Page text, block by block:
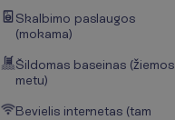
Skalbimo paslaugos
(mokama)
Šildomas baseinas (žiemos
metu)
Bevielis internetas (tam